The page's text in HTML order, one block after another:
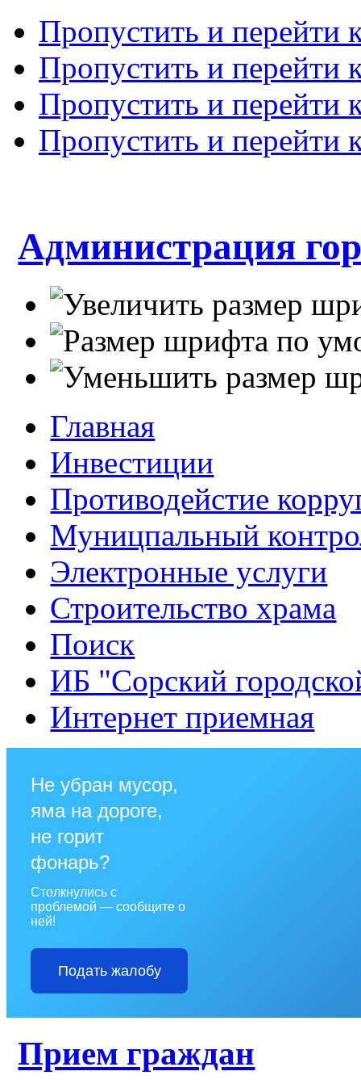
Пропустить и перейти
Пропустить и перейти
Пропустить и перейти
Пропустить и перейти
Администрация
Главная
Инвестиции
Противодейстие
Муницпальный
Электронные услуги
Строительство храма
Поиск
ИБ "Сорский
Интернет приемная
Не убран мусор,
яма на дороге,
не горит
фонарь?
Столкнулись с
проблемой — сообщите о
ней!
Подать жалобу
Прием граждан